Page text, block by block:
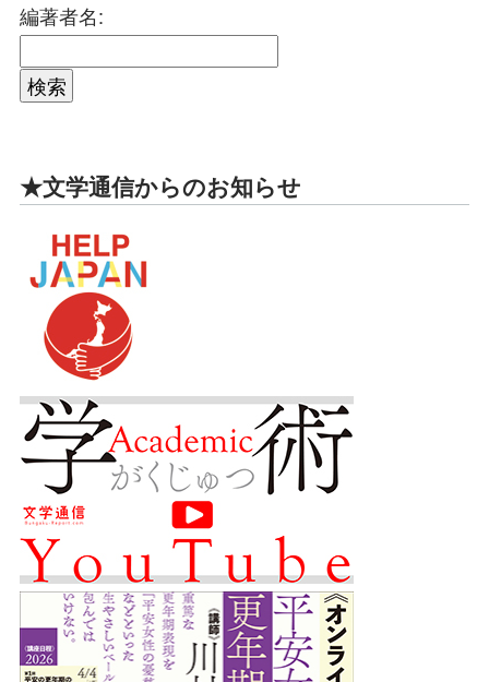
編著者名:
★文学通信からのお知らせ